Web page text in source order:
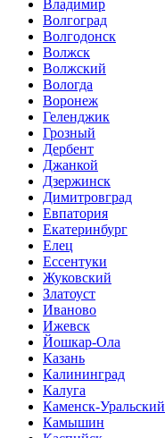
Владимир
Волгоград
Волгодонск
Волжск
Волжский
Вологда
Воронеж
Геленджик
Грозный
Дербент
Джанкой
Дзержинск
Димитровград
Евпатория
Екатеринбург
Елец
Ессентуки
Жуковский
Златоуст
Иваново
Ижевск
Йошкар-Ола
Казань
Калининград
Калуга
Каменск-Уральский
Камышин